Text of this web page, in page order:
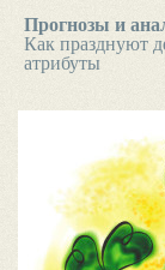
Прогнозы и
Как празднуют
атрибуты